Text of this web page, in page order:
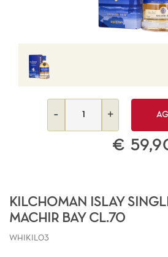
€
KILCHOMAN ISLAY
MACHIR BAY CL.70
WHIKIL03